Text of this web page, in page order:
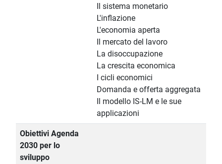
Il sistema monetario
L'inflazione
L'economia aperta
Il mercato del lavoro
La disoccupazione
La crescita economica
I cicli economici
Domanda e offerta aggregata
Il modello IS-LM e le sue
applicazioni
Obiettivi Agenda
2030 per lo
sviluppo